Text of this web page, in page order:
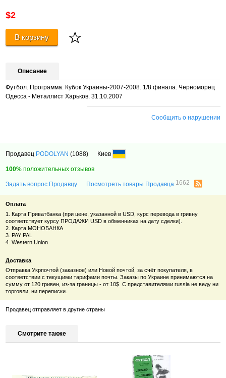
$2
В корзину
Описание
Футбол. Программа. Кубок Украины-2007-2008. 1/8 финала. Черноморец
Одесса - Металлист Харьков. 31.10.2007
Сообщить о нарушении
Продавец PODOLYAN (1088) Киев
100% положительных отзывов
Задать вопрос Продавцу Посмотреть товары Продавца 1662
Оплата
1. Карта Приватбанка (при цене, указанной в USD, курс перевода в гривну
соответствует курсу ПРОДАЖИ USD в обменниках на дату сделки).
2. Карта МОНОБАНКА
3. PAY PAL
4. Western Union
Доставка
Отправка Укрпочтой (заказное) или Новой почтой, за счёт покупателя, в
соответствии с текущими тарифами почты. Заказы по Украине принимаются на
сумму от 120 гривен, из-за границы - от 10$. С представителями russia не веду ни
торговли, ни переписки.
Продавец отправляет в другие страны
Смотрите также